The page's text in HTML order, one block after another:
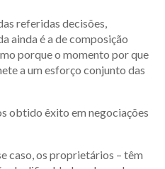
referidas decisões,
ainda é a de composição
porque o momento por que
a um esforço conjunto das
obtido êxito em negociações
caso, os proprietários – têm